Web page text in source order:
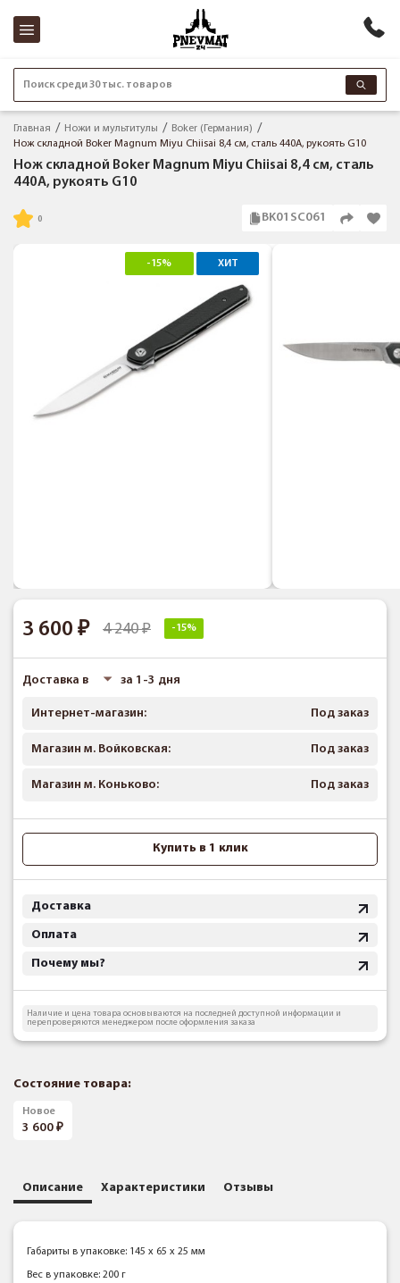
Поиск среди 30 тыс. товаров
Главная Ножи и мультитулы
Boker (Германия)
Нож складной Boker Magnum Miyu Chiisai 8,4 см, сталь 440A, рукоять G10
Нож складной Boker Magnum Miyu Chiisai 8,4 см, сталь
440A, рукоять G10
BK01SC061
-15% ХИТ
3 600 4 240 -15%
Доставка в за 1-3 дня
Интернет-магазин: Под заказ
Магазин м. Войковская: Под заказ
Магазин м. Коньково: Под заказ
Купить в 1 клик
Доставка
Оплата
Почему мы?
Наличие и цена товара основываются на последней доступной информации и
перепроверяются менеджером после оформления заказа
Состояние товара:
Новое
3 600
Описание Характеристики Отзывы
Габариты в упаковке: 145 x 65 x 25 мм
Вес в упаковке: 200 г